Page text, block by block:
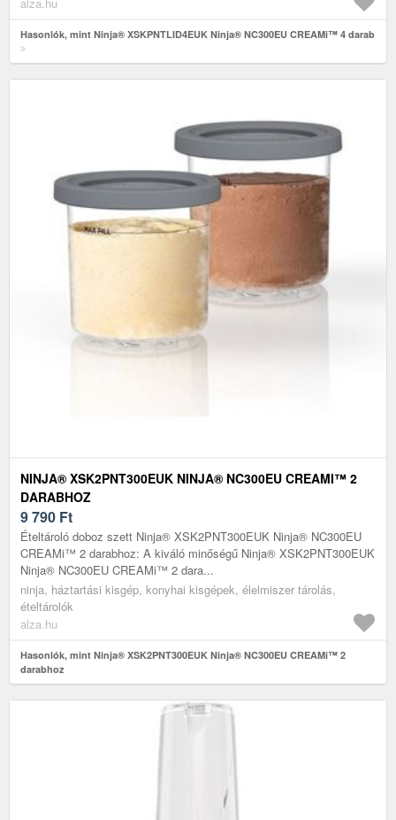
Hasonlók, mint Ninja® XSKPNTLID4EUK Ninja® NC300EU CREAMi™ 4 darab
NINJA® XSK2PNT300EUK NINJA® NC300EU CREAMI™ 2
DARABHOZ
9 790 Ft
Ételtároló doboz szett Ninja® XSK2PNT300EUK Ninja® NC300EU
CREAMi™ 2 darabhoz: A kiváló minőségű Ninja® XSK2PNT300EUK
Ninja® NC300EU CREAMi™ 2 dara...
ninja, háztartási kisgép, konyhai kisgépek, élelmiszer tárolás,
ételtárolók
alza.hu
Hasonlók, mint Ninja® XSK2PNT300EUK Ninja® NC300EU CREAMi™ 2
darabhoz